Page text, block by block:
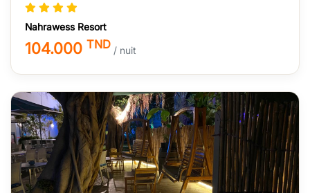
Nahrawess Resort
104.000 TND / nuit